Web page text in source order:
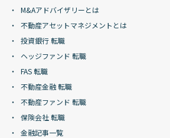
M&Aアドバイザリーとは
不動産アセットマネジメントとは
投資銀行 転職
ヘッジファンド 転職
FAS 転職
不動産金融 転職
不動産ファンド 転職
保険会社 転職
金融記事一覧